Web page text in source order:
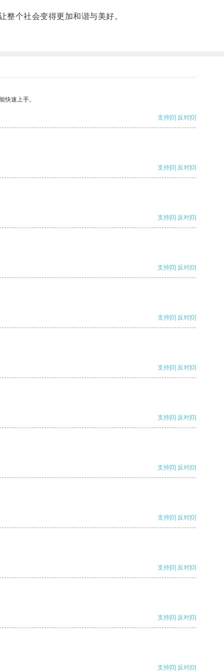
个社会变得更加和谐与美好。
快速上手。
支持[0] 反对[0]
支持[0] 反对[0]
支持[0] 反对[0]
支持[0] 反对[0]
支持[0] 反对[0]
支持[0] 反对[0]
支持[0] 反对[0]
支持[0] 反对[0]
支持[0] 反对[0]
支持[0] 反对[0]
支持[0] 反对[0]
支持[0] 反对[0]